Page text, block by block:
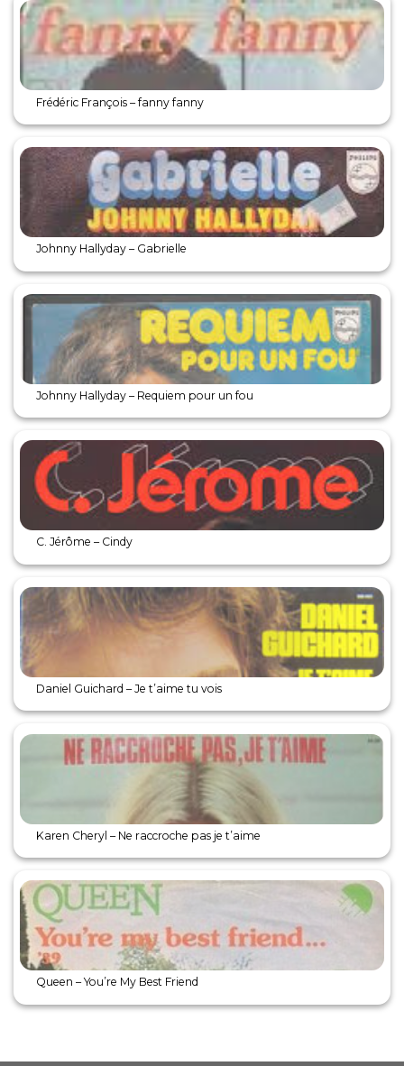
Frédéric François – fanny fanny
Johnny Hallyday – Gabrielle
Johnny Hallyday – Requiem pour un fou
C. Jérôme – Cindy
Daniel Guichard – Je t’aime tu vois
Karen Cheryl – Ne raccroche pas je t’aime
Queen – You’re My Best Friend